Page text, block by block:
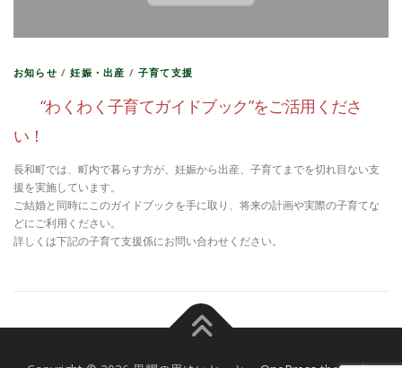
お知らせ /妊娠・出産 /子育て支援
“わくわく子育てガイドブック”をご活用くださ
い！
長和町では、町内で暮らす方が、妊娠から出産、子育てまでを切れ目ない支
援を実施しています。
ご結婚と同時にこのガイドブックを手に取り、将来の計画や実際の子育てな
どにご利用ください。
詳しくは下記の子育て支援係にお問い合わせください。